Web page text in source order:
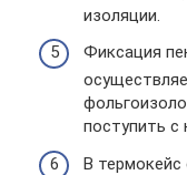
изоляции.
Фиксация
поступить
В термокейс